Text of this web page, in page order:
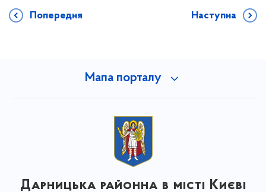
Попередня Наступна
Мапа порталу
Дарницька районна в місті Києві